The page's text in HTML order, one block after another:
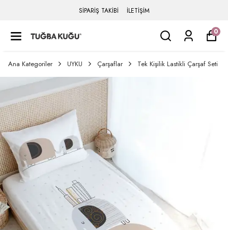
SİPARİŞ TAKİBİ İLETİŞİM
0
Ana Kategoriler UYKU Çarşaflar Tek Kişilik Lastikli Çarşaf Seti